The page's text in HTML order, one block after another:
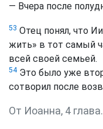
— Вчера после
53 Отец понял, что
жить» в тот самый
всей своей семьей.
54Это было уже
сотворил после
От Иоанна, 4